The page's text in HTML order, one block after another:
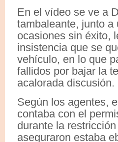
En el vídeo se ve a
tambaleante, junto a
ocasiones sin éxito,
insistencia que se
vehículo, en lo que
fallidos por bajar la
acalorada discusión.
Según los agentes,
contaba con el
durante la
aseguraron estaba